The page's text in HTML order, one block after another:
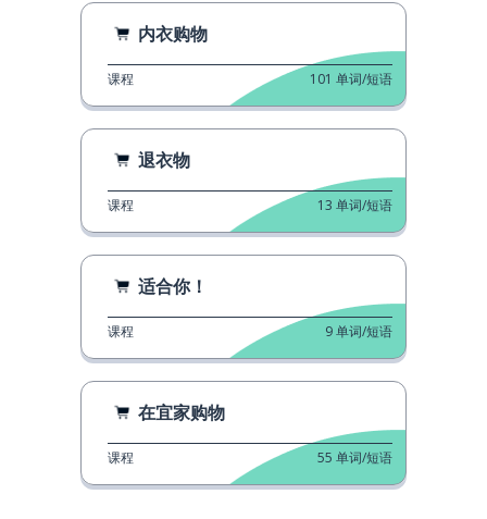
内衣购物
课程 101 单词/短语
退衣物
课程 13 单词/短语
适合你！
课程 9单词/短语
在宜家购物
课程 55 单词/短语